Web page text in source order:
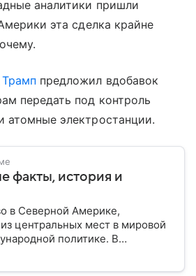
аналитики пришли
эта сделка крайне
предложил вдобавок
передать под контроль
атомные электростанции.
факты, история и
в Северной Америке,
центральных мест в мировой
политике. В
сведения об этой стране.